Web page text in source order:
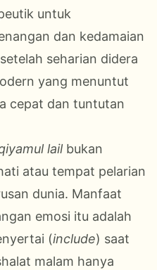
untuk
dan kedamaian
seharian didera
yang menuntut
cepat dan tuntutan
lailbukan
atau tempat pelarian
dunia. Manfaat
emosi itu adalah
(include) saat
malam hanya